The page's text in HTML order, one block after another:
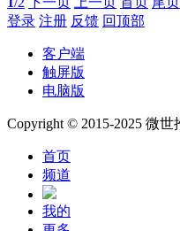
登录 注册 反馈 回顶部
客户端
触屏版
电脑版
Copyright © 2015-2025 微
首页
频道
我的